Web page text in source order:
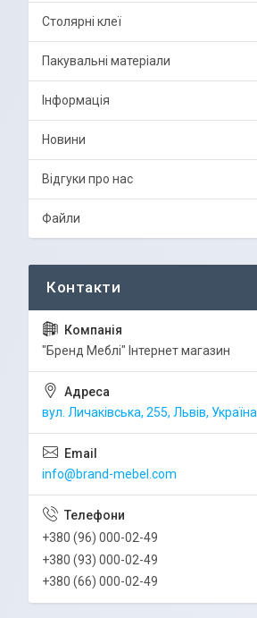
Столярні клеї
Пакувальні матеріали
Інформація
Новини
Відгуки про нас
Файли
"Бренд Меблі" Інтернет магазин
вул. Личаківська, 255, Львів, Україна
info@brand-mebel.com
+380 (96) 000-02-49
+380 (93) 000-02-49
+380 (66) 000-02-49